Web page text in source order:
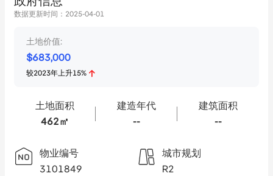
数据更新时间： 2025-04-01
土地价值:
$683,000
较2023年上升15%
土地面积
462㎡
建造年代
--
建筑面积
--
物业编号
3101849
城市规划
R2